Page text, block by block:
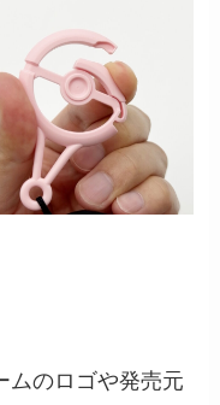
ムのロゴや発売元